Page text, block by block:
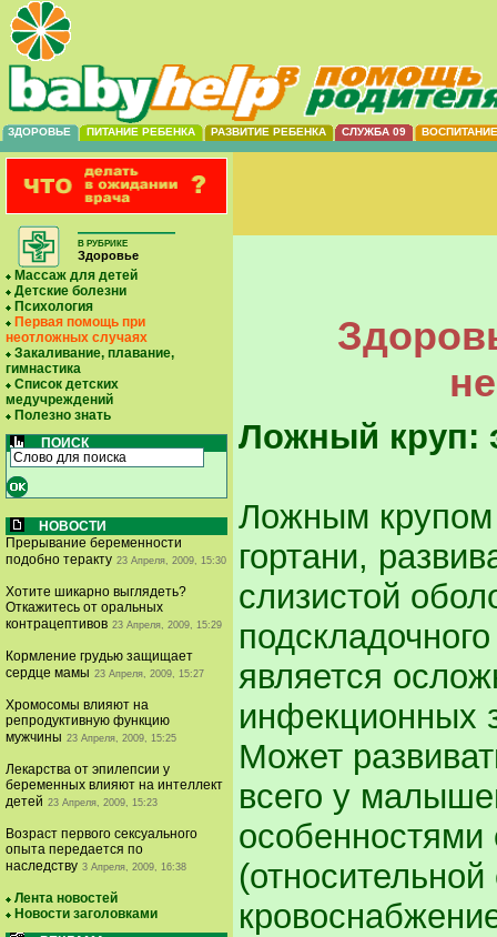
ЗДОРОВЬЕ ПИТАНИЕ РЕБЕНКА РАЗВИТИЕ РЕБЕНКА СЛУЖБА 09 ВОСПИТАНИЕ
В РУБРИКЕ
Здоровье
Массаж для детей
Детские болезни
Психология
Первая помощь при
неотложных случаях
Закаливание, плавание,
гимнастика
Список детских
медучреждений
Полезно знать
ПОИСК
НОВОСТИ
Прерывание беременности
подобно теракту 23 Апреля, 2009, 15:30
Хотите шикарно выглядеть?
Откажитесь от оральных
контрацептивов 23 Апреля, 2009, 15:29
Кормление грудью защищает
сердце мамы 23 Апреля, 2009, 15:27
Хромосомы влияют на
репродуктивную функцию
мужчины 23 Апреля, 2009, 15:25
Лекарства от эпилепсии у
беременных влияют на интеллект
детей 23 Апреля, 2009, 15:23
Возраст первого сексуального
опыта передается по
наследству 3 Апреля, 2009, 16:38
Лента новостей
Новости заголовками
Ложный круп:
Ложным крупом
гортани,
слизистой
является
инфекционных
Может
всего у
особенностями